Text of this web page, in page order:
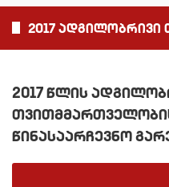
2017
2017 წლის
წინასაარჩევნო